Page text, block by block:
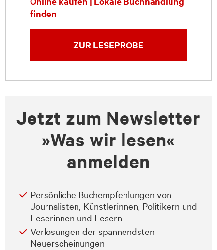
finden
ZUR LESEPROBE
Jetzt zum Newsletter
»Was wir lesen«
anmelden
Persönliche Buchempfehlungen von
Journalisten, Künstlerinnen, Politikern und
Leserinnen und Lesern
Verlosungen der spannendsten
Neuerscheinungen